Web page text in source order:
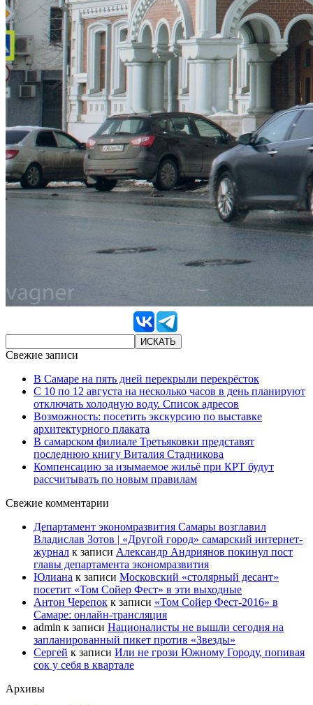
Свежие записи
В Самаре на пять дней перекрыли перекрёсток
С 10 по 12 августа на несколько часов в день планируют
отключать холодную воду. Список адресов
Возможность: посетить экскурсию по выставке
архитектурного плаката
В самарском филиале Третьяковки представят
последнюю книгу Виталия Стадникова
Компенсацию за изымаемое жильё при КРТ будут
рассчитывать по новым правилам
Свежие комментарии
Департамент экономразвития Самары возглавил
Владислав Зотов | «Другой город» самарский интернет-
журнал к записи Александр Андриянов покинул пост
главы департамента экономразвития
Юлиана к записи Московский «столярный десант»
посетит «Том Сойер Фест» в эти выходные
Антон Черепок к записи «Том Сойер Фест-2016» в
Самаре: онлайн-трансляция
admin к записи Националисты не вышли сегодня на
запланированный пикет против «Звезды»
Сергей к записи Или не грози Южному Городу, попивая
сок у себя в квартале
Архивы